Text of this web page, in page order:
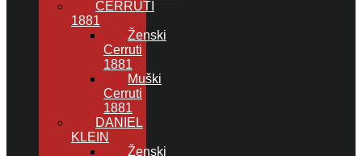
CERRUTI
1881
Ženski
Cerruti
1881
Muški
Cerruti
1881
DANIEL
KLEIN
Ženski